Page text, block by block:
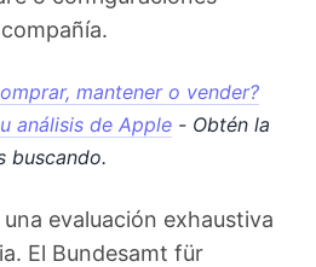
mantener o vender?
análisis de Apple - Obtén la
buscando.
evaluación exhaustiva
El Bundesamt für